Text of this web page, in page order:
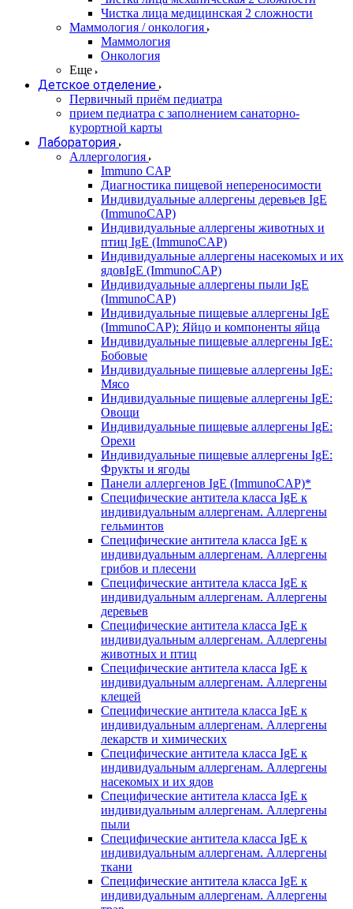
Чистка лица медицинская 2 сложности
Маммология / онкология
Маммология
Онкология
Еще
Детское отделение
Первичный приём педиатра
прием педиатра с заполнением санаторно-
курортной карты
Лаборатория
Аллергология
Immuno CAP
Диагностика пищевой непереносимости
Индивидуальные аллергены деревьев IgE
(ImmunoCAP)
Индивидуальные аллергены животных и
птиц IgE (ImmunoCAP)
Индивидуальные аллергены насекомых и их
ядовIgE (ImmunoCAP)
Индивидуальные аллергены пыли IgE
(ImmunoCAP)
Индивидуальные пищевые аллергены IgE
(ImmunoCAP): Яйцо и компоненты яйца
Индивидуальные пищевые аллергены IgE:
Бобовые
Индивидуальные пищевые аллергены IgE:
Мясо
Индивидуальные пищевые аллергены IgE:
Овощи
Индивидуальные пищевые аллергены IgE:
Орехи
Индивидуальные пищевые аллергены IgE:
Фрукты и ягоды
Панели аллергенов IgE (ImmunoCAP)*
Специфические антитела класса IgE к
индивидуальным аллергенам. Аллергены
гельминтов
Специфические антитела класса IgE к
индивидуальным аллергенам. Аллергены
грибов и плесени
Специфические антитела класса IgE к
индивидуальным аллергенам. Аллергены
деревьев
Специфические антитела класса IgE к
индивидуальным аллергенам. Аллергены
животных и птиц
Специфические антитела класса IgE к
индивидуальным аллергенам. Аллергены
клещей
Специфические антитела класса IgE к
индивидуальным аллергенам. Аллергены
лекарств и химических
Специфические антитела класса IgE к
индивидуальным аллергенам. Аллергены
насекомых и их ядов
Специфические антитела класса IgE к
индивидуальным аллергенам. Аллергены
пыли
Специфические антитела класса IgE к
индивидуальным аллергенам. Аллергены
ткани
Специфические антитела класса IgE к
индивидуальным аллергенам. Аллергены